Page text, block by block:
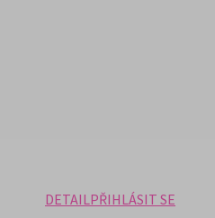
DETAILPŘIHLÁSIT SE